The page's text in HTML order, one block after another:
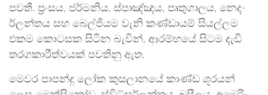
පවතී. ප්‍රංසය, ජර්ම­නිය, ස්පාඤ්ඤය, පෘතු­ගා­ලය, නෙද­
ර්ල­න්තය සහ බෙල්ජි­යම වැනි කණ්ඩා­යම් සිය­ල්ලම
එකම කොට­සක සිටින බැවින්, ආර­ම්භයේ සිටම දැඩි
තර­ග­කා­රී­ත්ව­යක් පව­තිනු ඇත.
මෙවර පාපන්දු ලෝක කුස­ලා­නයේ කාණ්ඩ ශූර­යන්